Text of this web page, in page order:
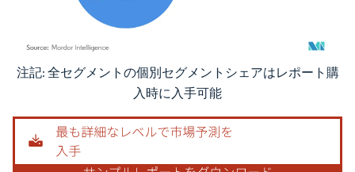
画像 © Mordor Intelligence。再利用にはCC BY 4.0の表示が必要です。
注記: 全セグメントの個別セグメントシェアはレポート購
入時に入手可能